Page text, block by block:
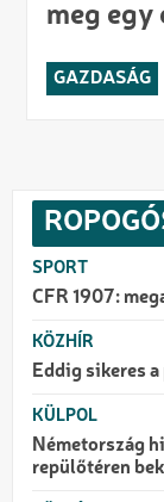
meg egy
GAZDASÁG
SPORT
CFR 1907:
KÖZHÍR
Eddig sikeres
KÜLPOL
Németország
repülőtéren